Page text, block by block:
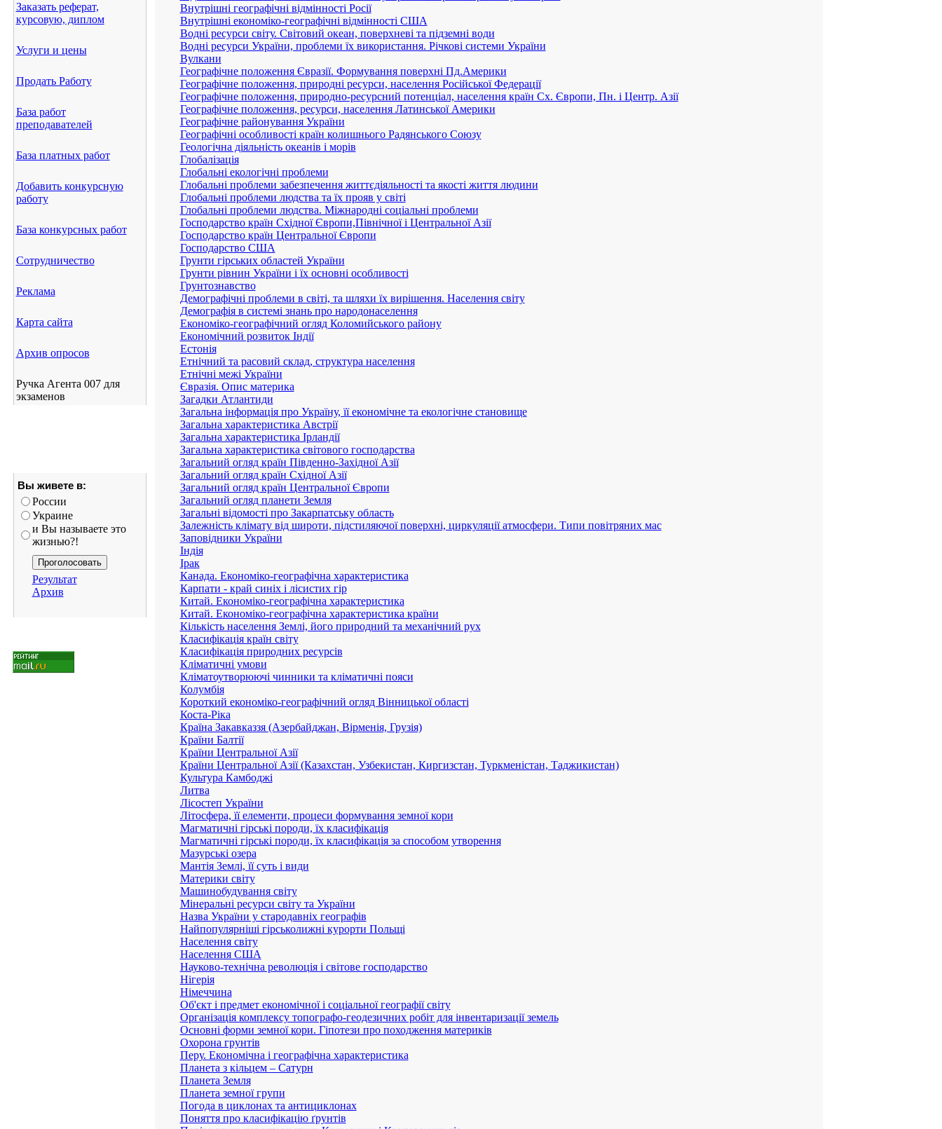
Заказать реферат,
курсовую, диплом
Услуги и цены
Продать Работу
База работ
преподавателей
База платных работ
Добавить конкурсную
работу
База конкурсных работ
Сотрудничество
Реклама
Карта сайта
Архив опросов
Ручка Агента 007 для
экзаменов
Вы живете в:
России
Украине
и Вы называете это
жизнью?!
Результат
Архив
Внутрішні географічні відмінності Росії
Внутрішні економіко-географічні відмінності США
Водні ресурси світу. Світовий океан, поверхневі та підземні води
Водні ресурси України, проблеми їх використання. Річкові системи України
Вулкани
Географічне положення Євразії. Формування поверхні Пд.Америки
Географічне положення, природні ресурси, населення Російської Федерації
Географічне положення, природно-ресурсний потенціал, населення країн Сх. Європи, Пн. і Центр. Азії
Географічне положення, ресурси, населення Латинської Америки
Географічне районування України
Географічні особливості країн колишнього Радянського Союзу
Геологічна діяльність океанів і морів
Глобалізація
Глобальні екологічні проблеми
Глобальні проблеми забезпечення життєдіяльності та якості життя людини
Глобальні проблеми людства та їх прояв у світі
Глобальні проблеми людства. Міжнародні соціальні проблеми
Господарство країн Східної Європи,Північної і Центральної Азії
Господарство країн Центральної Європи
Господарство США
Грунти гірських областей України
Грунти рівнин України і їх основні особливості
Грунтознaвство
Демографічні проблеми в світі, та шляхи їх вирішення. Населення світу
Демографія в системі знань про народонаселення
Економіко-географічний огляд Коломийського району
Економічний розвиток Індії
Естонія
Етнічний та расовий склад, структура населення
Етнічні межі України
Євразія. Опис материка
Загадки Атлантиди
Загальна інформація про Україну, її економічне та екологічне становище
Загальна характеристика Австрії
Загальна характеристика Ірландії
Загальна характеристика світового господарства
Загальний огляд країн Південно-Західної Азії
Загальний огляд країн Східної Азії
Загальний огляд країн Центральної Європи
Загальний огляд планети Земля
Загальні відомості про Закарпатську область
Залежність клімату від широти, підстиляючої поверхні, циркуляції атмосфери. Типи повітряних мас
Заповідники України
Індія
Ірак
Канада. Економіко-географічна характеристика
Карпати - край синіх і лісистих гір
Китай. Економіко-географічна характеристика
Китай. Економіко-географічна характеристика країни
Кількість населення Землі, його природний та механічний рух
Класифікація країн світу
Класифікація природних ресурсів
Кліматичні умови
Кліматоутворюючі чинники та кліматичні пояси
Колумбія
Короткий економіко-географічний огляд Вінницької області
Коста-Ріка
Країна Закавказзя (Азербайджан, Вірменія, Грузія)
Країни Балтії
Країни Центральної Азії
Країни Центральної Азії (Казахстан, Узбекистан, Киргизстан, Туркменістан, Таджикистан)
Культура Камбоджі
Литва
Лісостеп України
Літосфера, її елементи, процеси формування земної кори
Магматичні гірські породи, їх класифікація
Магматичні гірські породи, їх класифікація за способом утворення
Мазурські озера
Мантія Землі, її суть і види
Материки світу
Машинобудування світу
Мінеральні ресурси світу та України
Назва України у стародавніх географів
Найпопулярніші гірськолижні курорти Польщі
Населення світу
Населення США
Науково-технічна революція і світове господарство
Нігерія
Німеччина
Об'єкт і предмет економічної і соціальної географії світу
Організація комплексу топографо-геодезичних робіт для інвентаризації земель
Основні форми земної кори. Гіпотези про походження материків
Охорона грунтів
Перу. Економічна і географічна характеристика
Планета з кільцем – Сатурн
Планета Земля
Планета земної групи
Погода в циклонах та антициклонах
Поняття про класифікацію ґрунтів